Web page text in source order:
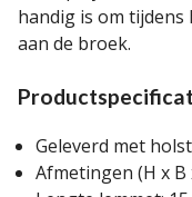
handig is om
aan de broek.
Geleverd met
Afmetingen (H x B